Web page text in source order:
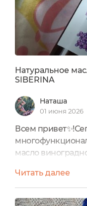
Натуральное
SIBERINA
Наташа
01 июня 2026
Всем
масло
кожей лица и
морщины и
кожи. Повышает
Читать далее